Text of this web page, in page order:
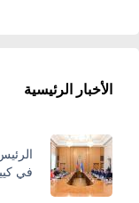
الأخبار الرئيسية
في